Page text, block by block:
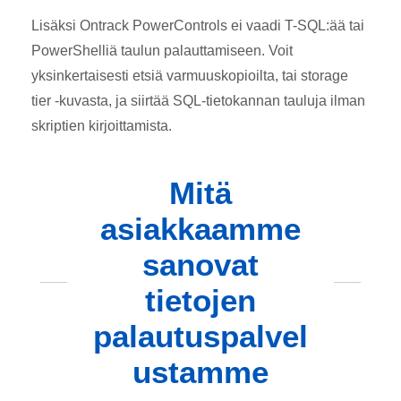
Lisäksi Ontrack PowerControls ei vaadi T-SQL:ää tai
PowerShelliä taulun palauttamiseen. Voit
yksinkertaisesti etsiä varmuuskopioilta, tai storage
tier -kuvasta, ja siirtää SQL-tietokannan tauluja ilman
skriptien kirjoittamista.
Mitä
asiakkaamme
sanovat
tietojen
palautuspalvel
ustamme